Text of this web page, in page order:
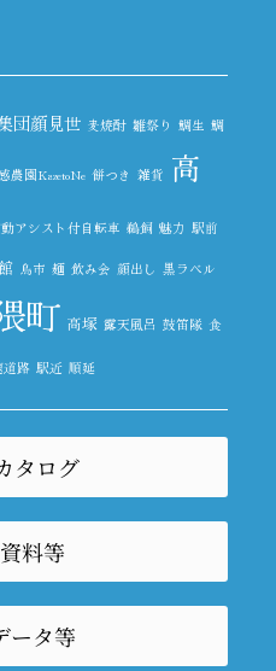
団顔見世 麦焼酎 雛祭り 鯛生 鯛
農園KazetoNe 餅つき 雑貨 高
アシスト付自転車 鵜飼 魅力 駅前
鳥市 麺 飲み会 顔出し 黒ラベル
町 高塚 露天風呂 鼓笛隊 食
道路 駅近 順延
タログ
料等
ータ等